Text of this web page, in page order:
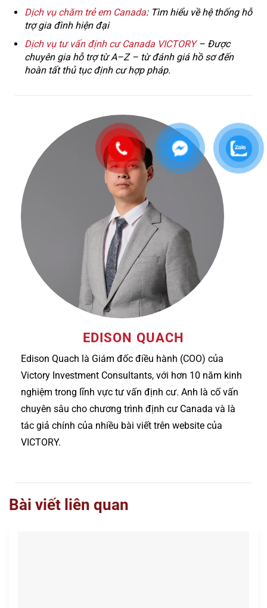
Dịch vụ chăm trẻ em Canada: Tìm hiểu về hệ thống hỗ
trợ gia đình hiện đại
Dịch vụ tư vấn định cư Canada VICTORY– Được
chuyên gia hỗ trợ từ A–Z – từ đánh giá hồ sơ đến
hoàn tất thủ tục định cư hợp pháp.
EDISON QUACH
Edison Quach là Giám đốc điều hành (COO) của
Victory Investment Consultants, với hơn 10 năm kinh
nghiệm trong lĩnh vực tư vấn định cư. Anh là cố vấn
chuyên sâu cho chương trình định cư Canada và là
tác giả chính của nhiều bài viết trên website của
VICTORY.
Bài viết liên quan